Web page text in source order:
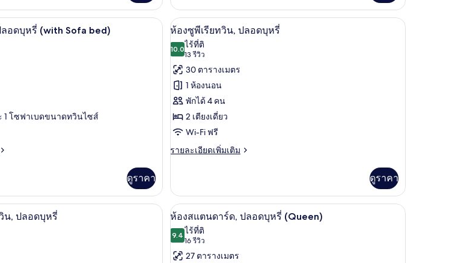
ห้อง
มุม
(King)
เกี่ยว
กับ
ห้อง
ลัก
ปลอด
บุหรี่,
ห้อง
มุม
(King)
ในห้องพัก 1 ห้องนอน, เครื่องนอนระดับพรีเมียม, ผ้านวมขนเป็ด, ตู้นิรภัยในห้องพัก
อดบุหรี่ (with Sofa bed)
1 โซฟาเบดขนาดทวินไซส์
ดูราคา
เปิด
ภาพถ่าย
ทั้งหมด
ของ
ห้อง
ซู
พี
เรีย
บุหรี่
ห้องซูพีเรียทวิน, ปลอดบุหรี่ | 1 ห้องนอน, เครื่
6
ห้องซูพีเรียทวิน, ปลอดบุหรี่
10.010.0 จาก 10
ไร้ที่ติ
13 รีวิว
(13
รีวิว)
30 ตารางเมตร
1 ห้องนอน
พักได้ 4 คน
2 เตียงเดี่ยว
Wi-Fi ฟรี
รายละเอียดเพิ่มเติม
ราย
เกี่ยว
กับ
ห้อง
พี
ทวิ
ดูราคา
นห้องพัก 1 ห้องนอน, เครื่องนอนระดับพรีเมียม, ผ้านวมขนเป็ด, ตู้นิรภัยในห้องพัก
น, ปลอดบุหรี่
เปิด
ภาพถ่าย
ทั้งหมด
1 ห้องนอน, เครื่องนอนระดับพรีเมียม, ผ้านวม
6
ห้องสแตนดาร์ด, ปลอดบุหรี่ (Queen)
9.49.4 จาก 10
ไร้ที่ติ
16 รีวิว
(16
รีวิว)
27 ตารางเมตร